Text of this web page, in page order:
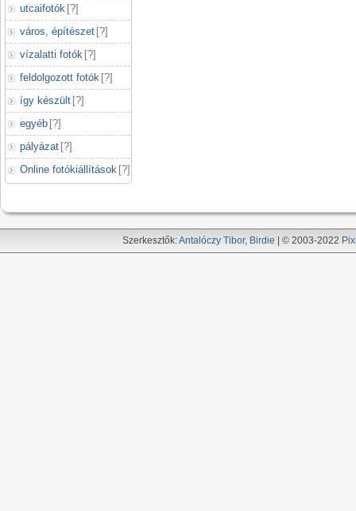
utcaifotók [?]
város, építészet [?]
vízalatti fotók [?]
feldolgozott fotók [?]
így készült [?]
egyéb [?]
pályázat [?]
Online fotókiállítások [?]
Szerkesztők:Antalóczy Tibor, Birdie | © 2003-2022